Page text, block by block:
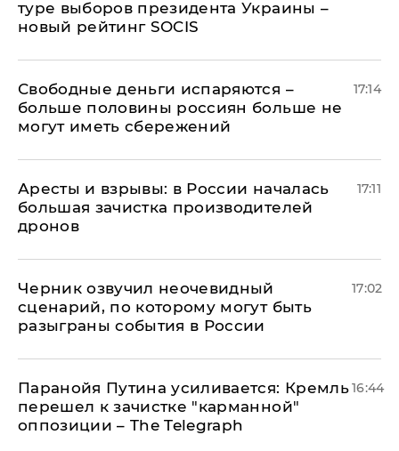
туре выборов президента Украины –
новый рейтинг SOCIS
Свободные деньги испаряются –
больше половины россиян больше не
могут иметь сбережений
17:14
Аресты и взрывы: в России началась
большая зачистка производителей
дронов
17:11
Черник озвучил неочевидный
сценарий, по которому могут быть
разыграны события в России
17:02
Паранойя Путина усиливается: Кремль
перешел к зачистке "карманной"
оппозиции – The Telegraph
16:44